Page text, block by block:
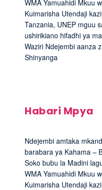
WMA Yamuahidi Mkuu
Kuimarisha Utendaji
Tanzania, UNEP mguu
ushirikiano hifadhi ya
Waziri Ndejembi aanza
Shinyanga
Habari Mpya
Ndejembi amtaka
barabara ya Kahama –
Soko bubu la Madini
WMA Yamuahidi Mkuu
Kuimarisha Utendaji